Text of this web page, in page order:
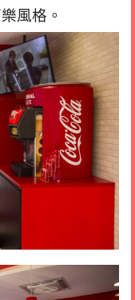
風格。